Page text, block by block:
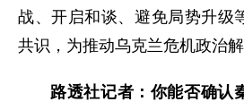
战、开启和谈、避免局势升级
共识，为推动乌克兰危机政治
路透社记者：你能否确认